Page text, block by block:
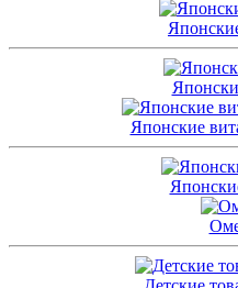
Японские